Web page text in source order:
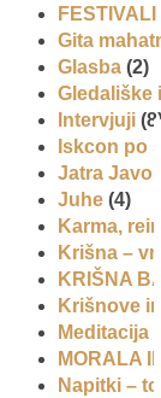
FESTIVALI
Gita
Glasba (2)
Gledališke
Intervjuji
Iskcon po
Jatra
Juhe (4)
Karma,
Krišna –
KRIŠNA
Krišnove
Meditacija
MORALA
Napitki –